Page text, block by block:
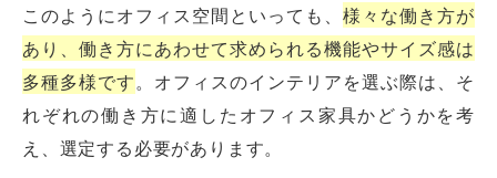
このようにオフィス空間といっても、様々な働き方が
あり、働き方にあわせて求められる機能やサイズ感は
多種多様です。オフィスのインテリアを選ぶ際は、そ
れぞれの働き方に適したオフィス家具かどうかを考
え、選定する必要があります。